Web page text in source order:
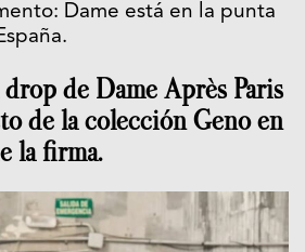
Dame está en la punta
de Dame Après Paris
de la colección Geno en
la firma.